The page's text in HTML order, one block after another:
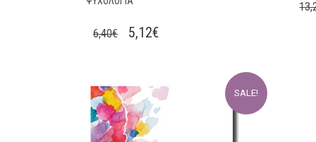
6,40€
ORIGINAL
6,40€.
5,12€CURRENT
5,12€.
SALE!